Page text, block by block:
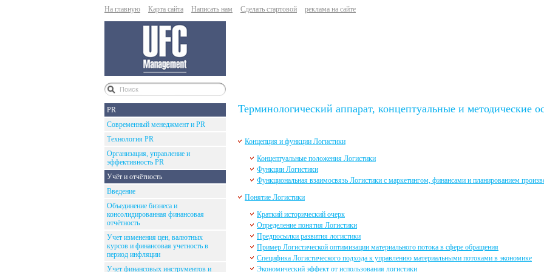
На главную Карта сайта Написать нам Сделать стартовой реклама на сайте
PR
Современный менеджмент и PR
Технология PR
Организация, управление и
эффективность PR
Учёт и отчётность
Введение
Объединение бизнеса и
консолидированная финансовая
отчётность
Учет изменения цен, валютных
курсов и финансовая учетность в
период инфляции
Учет финансовых инструментов и
Терминологический аппарат, концептуальные и методические
Концепция и функции Логистики
Концептуальные положения Логистики
Функции Логистики
Функциональная взаимосвязь Логистики с маркетингом, финансами и планированием
Понятие Логистики
Краткий исторический очерк
Определение понятия Логистики
Предпосылки развития логистики
Пример Логистической оптимизации материального потока в сфере обращения
Специфика Логистического подхода к управлению материальными потоками в экономике
Экономический эффект от использования логистики